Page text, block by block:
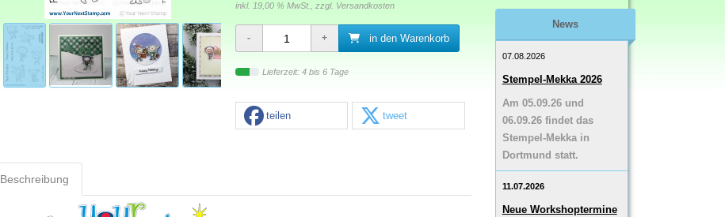
inkl. 19,00 % MwSt., zzgl. Versandkosten
in den Warenkorb
Lieferzeit: 4 bis 6 Tage
teilen tweet
Beschreibung
News
07.08.2026
Stempel-Mekka 2026
Am 05.09.26 und
06.09.26 findet das
Stempel-Mekka in
Dortmund statt.
11.07.2026
Neue Workshoptermine